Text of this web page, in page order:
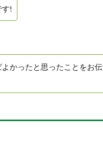
す!
かったと思ったことをお伝